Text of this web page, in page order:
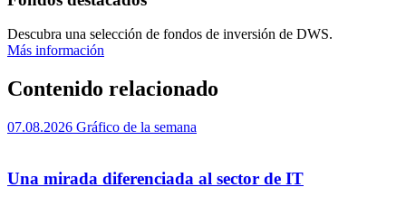
Descubra una selección de fondos de inversión de DWS.
Más información
Contenido relacionado
07.08.2026 Gráfico de la semana
Una mirada diferenciada al sector de IT